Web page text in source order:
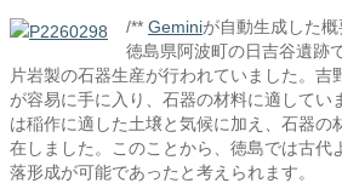
/** Geminiが自動生成した概
徳島県阿波町の日吉谷遺跡
片岩製の石器生産が行われていました。吉
が容易に手に入り、石器の材料に適してい
は稲作に適した土壌と気候に加え、石器の
在しました。このことから、徳島では古代
落形成が可能であったと考えられます。